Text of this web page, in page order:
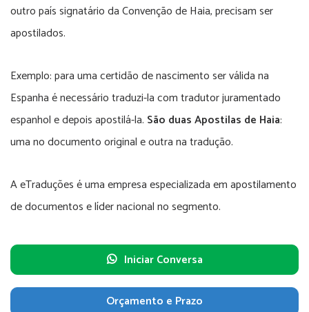
outro país signatário da Convenção de Haia, precisam ser
apostilados.
Exemplo: para uma certidão de nascimento ser válida na
Espanha é necessário traduzi-la com tradutor juramentado
espanhol e depois apostilá-la. São duas Apostilas de Haia:
uma no documento original e outra na tradução.
A eTraduções é uma empresa especializada em apostilamento
de documentos e líder nacional no segmento.
Iniciar Conversa
Orçamento e Prazo